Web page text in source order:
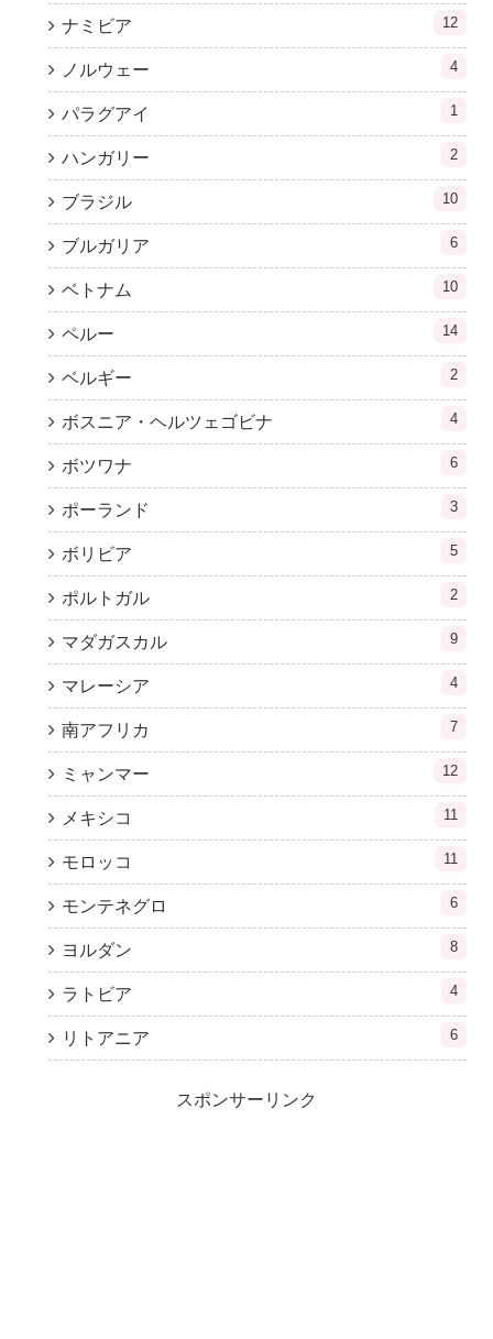
ナミビア 12
ノルウェー 4
パラグアイ 1
ハンガリー 2
ブラジル 10
ブルガリア 6
ベトナム 10
ペルー 14
ベルギー 2
ボスニア・ヘルツェゴビナ 4
ボツワナ 6
ポーランド 3
ボリビア 5
ポルトガル 2
マダガスカル 9
マレーシア 4
南アフリカ 7
ミャンマー 12
メキシコ 11
モロッコ 11
モンテネグロ 6
ヨルダン 8
ラトビア 4
リトアニア 6
スポンサーリンク